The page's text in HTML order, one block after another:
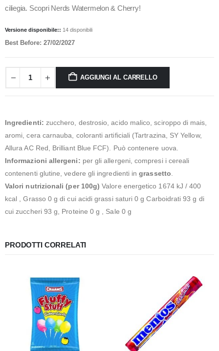
ciliegia. Scopri Nerds Watermelon & Cherry!
Versione disponibile:: 14 disponibili
Best Before: 27/02/2027
AGGIUNGI AL CARRELLO
Ingredienti: zucchero, destrosio, acido malico, sciroppo di mais,
aromi, cera carnauba, coloranti artificiali (Tartrazina, SY Yellow,
Allura AC Red, Brilliant Blue FCF). Può contenere uova.
Informazioni allergeni: per gli allergeni, compresi i cereali
contenenti glutine, vedere gli ingredienti ingrassetto.
Valori nutrizionali (per 100g)Valore energetico 1674 kJ / 400
kcal , Grasso 0 g di cui acidi grassi saturi 0 g Carboidrati 93 g di
cui zuccheri 93 g, Proteine ​​0 g , Sale 0 g
PRODOTTI CORRELATI